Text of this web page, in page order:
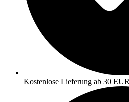
Kostenlose Lieferung ab 30 EUR